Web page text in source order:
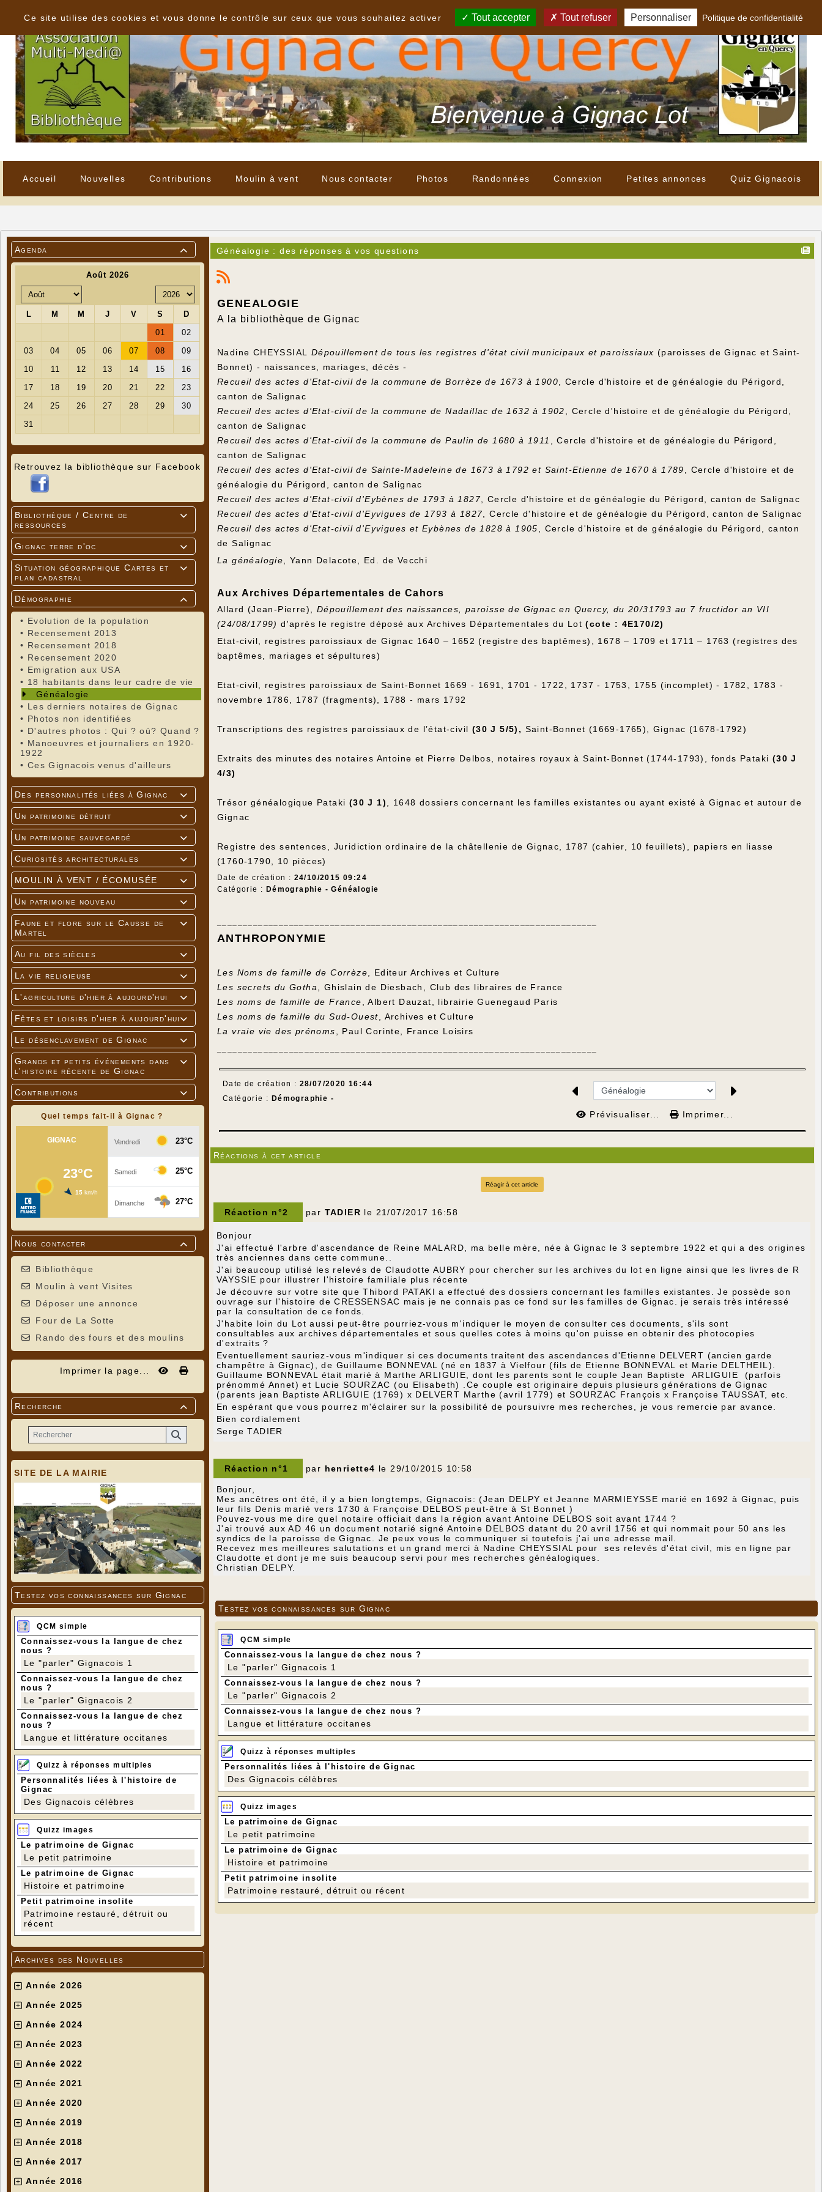
Accueil Nouvelles Contributions Moulin à vent Nous contacter Photos Randonnées Connexion Petites annonces Quiz Gignacois

Agenda
Retrouvez la bibliothèque sur Facebook

Bibliothèque / Centre de
ressources

Gignac terre d'oc

Situation géographique Cartes et
plan cadastral

Démographie
• Evolution de la population
• Recensement 2013
• Recensement 2018
• Recensement 2020
• Emigration aux USA
• 18 habitants dans leur cadre de vie
Généalogie
• Les derniers notaires de Gignac
• Photos non identifiées
• D'autres photos : Qui ? où? Quand ?
• Manoeuvres et journaliers en 1920-
1922
• Ces Gignacois venus d'ailleurs

Des personnalités liées à Gignac

Un patrimoine détruit

Un patrimoine sauvegardé

Curiosités architecturales

MOULIN À VENT / ÉCOMUSÉE

Un patrimoine nouveau

Faune et flore sur le Causse de
Martel

Au fil des siècles

La vie religieuse

L'agriculture d'hier à aujourd'hui

Fêtes et loisirs d'hier à aujourd'hui

Le désenclavement de Gignac

Grands et petits événements dans
l'histoire récente de Gignac

Contributions
Quel temps fait-il à Gignac ?

Nous contacter
Bibliothèque
Moulin à vent Visites
Déposer une annonce
Four de La Sotte
Rando des fours et des moulins
Imprimer la page...

Recherche
SITE DE LA MAIRIE
Testez vos connaissances sur Gignac
QCM simple
Connaissez-vous la langue de chez
nous ?
Le "parler" Gignacois 1
Connaissez-vous la langue de chez
nous ?
Le "parler" Gignacois 2
Connaissez-vous la langue de chez
nous ?
Langue et littérature occitanes
Quizz à réponses multiples
Personnalités liées à l'histoire de
Gignac
Des Gignacois célèbres
Quizz images
Le patrimoine de Gignac
Le petit patrimoine
Le patrimoine de Gignac
Histoire et patrimoine
Petit patrimoine insolite
Patrimoine restauré, détruit ou
récent
Archives des Nouvelles
Année 2026
Année 2025
Année 2024
Année 2023
Année 2022
Année 2021
Année 2020
Année 2019
Année 2018
Année 2017
Année 2016
Généalogie : des réponses à vos questions
GENEALOGIE
A la bibliothèque de Gignac
Nadine CHEYSSIAL Dépouillement de tous les registres d'état civil municipaux et paroissiaux (paroisses de Gignac et Saint-
Bonnet) - naissances, mariages, décès -
Recueil des actes d'Etat-civil de la commune de Borrèze de 1673 à 1900 , Cercle d'histoire et de généalogie du Périgord,
canton de Salignac
Recueil des actes d'Etat-civil de la commune de Nadaillac de 1632 à 1902
, Cercle d'histoire et de généalogie du Périgord,
canton de Salignac
Recueil des actes d'Etat-civil de la commune de Paulin de 1680 à 1911
, Cercle d'histoire et de généalogie du Périgord,
canton de Salignac
Recueil des actes d'Etat-civil de Sainte-Madeleine de 1673 à 1792 et Saint-Etienne de 1670 à 1789
, Cercle d'histoire et de
généalogie du Périgord, canton de Salignac
Recueil des actes d'Etat-civil d'Eybènes de 1793 à 1827 , Cercle d'histoire et de généalogie du Périgord, canton de Salignac
Recueil des actes d'Etat-civil d'Eyvigues de 1793 à 1827 , Cercle d'histoire et de généalogie du Périgord, canton de Salignac
Recueil des actes d'Etat-civil d'Eyvigues et Eybènes de 1828 à 1905
, Cercle d'histoire et de généalogie du Périgord, canton
de Salignac
La généalogie , Yann Delacote, Ed. de Vecchi
Aux Archives Départementales de Cahors
Allard (Jean-Pierre), Dépouillement des naissances, paroisse de Gignac en Quercy, du 20/31793 au 7 fructidor an VII
(24/08/1799)d'après le registre déposé aux Archives Départementales du Lot (cote : 4E170/2)
Etat-civil, registres paroissiaux de Gignac 1640 – 1652 (registre des baptêmes), 1678 – 1709 et 1711 – 1763 (registres des
baptêmes, mariages et sépultures)
Etat-civil, registres paroissiaux de Saint-Bonnet 1669 - 1691, 1701 - 1722, 1737 - 1753, 1755 (incomplet) - 1782, 1783 -
novembre 1786, 1787 (fragments), 1788 - mars 1792
Transcriptions des registres paroissiaux de l’état-civil (30 J 5/5), Saint-Bonnet (1669-1765), Gignac (1678-1792)
Extraits des minutes des notaires Antoine et Pierre Delbos, notaires royaux à Saint-Bonnet (1744-1793), fonds Pataki (30 J
4/3)
Trésor généalogique Pataki (30 J 1)
, 1648 dossiers concernant les familles existantes ou ayant existé à Gignac et autour de
Gignac
Registre des sentences, Juridiction ordinaire de la châtellenie de Gignac, 1787 (cahier, 10 feuillets), papiers en liasse
(1760-1790, 10 pièces)
Date de création : 24/10/2015 09:24
Catégorie : Démographie - Généalogie
ANTHROPONYMIE
Les Noms de famille de Corrèze , Editeur Archives et Culture
Les secrets du Gotha
, Ghislain de Diesbach, Club des libraires de France
Les noms de famille de France
, Albert Dauzat, librairie Guenegaud Paris
Les noms de famille du Sud-Ouest , Archives et Culture
La vraie vie des prénoms
, Paul Corinte, France Loisirs
Date de création : 28/07/2020 16:44
Catégorie : Démographie -
Prévisualiser... Imprimer...
Réactions à cet article
Réagir à cet article
Réaction n°2 par TADIER le 21/07/2017 16:58
Bonjour
J'ai effectué l'arbre d'ascendance de Reine MALARD, ma belle mère, née à Gignac le 3 septembre 1922 et qui a des origines
très anciennes dans cette commune..
J'ai beaucoup utilisé les relevés de Claudotte AUBRY pour chercher sur les archives du lot en ligne ainsi que les livres de R
VAYSSIE pour illustrer l'histoire familiale plus récente
Je découvre sur votre site que Thibord PATAKI a effectué des dossiers concernant les familles existantes. Je possède son
ouvrage sur l'histoire de CRESSENSAC mais je ne connais pas ce fond sur les familles de Gignac. je serais très intéressé
par la consultation de ce fonds.
J'habite loin du Lot aussi peut-être pourriez-vous m'indiquer le moyen de consulter ces documents, s'ils sont
consultables aux archives départementales et sous quelles cotes à moins qu'on puisse en obtenir des photocopies
d'extraits ?
Eventuellement sauriez-vous m'indiquer si ces documents traitent des ascendances d'Etienne DELVERT (ancien garde
champêtre à Gignac), de Guillaume BONNEVAL (né en 1837 à Vielfour (fils de Etienne BONNEVAL et Marie DELTHEIL).
Guillaume BONNEVAL était marié à Marthe ARLIGUIE, dont les parents sont le couple Jean Baptiste ARLIGUIE (parfois
prénommé Annet) et Lucie SOURZAC (ou Elisabeth) .Ce couple est originaire depuis plusieurs générations de Gignac
(parents jean Baptiste ARLIGUIE (1769) x DELVERT Marthe (avril 1779) et SOURZAC François x Françoise TAUSSAT, etc.
En espérant que vous pourrez m'éclairer sur la possibilité de poursuivre mes recherches, je vous remercie par avance.
Bien cordialement
Serge TADIER
Réaction n°1 par henriette4 le 29/10/2015 10:58
Bonjour,
Mes ancêtres ont été, il y a bien longtemps, Gignacois: (Jean DELPY et Jeanne MARMIEYSSE marié en 1692 à Gignac, puis
leur fils Denis marié vers 1730 à Françoise DELBOS peut-être à St Bonnet )
Pouvez-vous me dire quel notaire officiait dans la région avant Antoine DELBOS soit avant 1744 ?
J'ai trouvé aux AD 46 un document notarié signé Antoine DELBOS datant du 20 avril 1756 et qui nommait pour 50 ans les
syndics de la paroisse de Gignac. Je peux vous le communiquer si toutefois j'ai une adresse mail.
Recevez mes meilleures salutations et un grand merci à Nadine CHEYSSIAL pour ses relevés d'état civil, mis en ligne par
Claudotte et dont je me suis beaucoup servi pour mes recherches généalogiques.
Christian DELPY.
Testez vos connaissances sur Gignac
QCM simple
Connaissez-vous la langue de chez nous ?
Le "parler" Gignacois 1
Connaissez-vous la langue de chez nous ?
Le "parler" Gignacois 2
Connaissez-vous la langue de chez nous ?
Langue et littérature occitanes
Quizz à réponses multiples
Personnalités liées à l'histoire de Gignac
Des Gignacois célèbres
Quizz images
Le patrimoine de Gignac
Le petit patrimoine
Le patrimoine de Gignac
Histoire et patrimoine
Petit patrimoine insolite
Patrimoine restauré, détruit ou récent
Ce site utilise des cookies et vous donne le contrôle sur ceux que vous souhaitez activer
Tout accepter Tout refuser Personnaliser Politique de confidentialité